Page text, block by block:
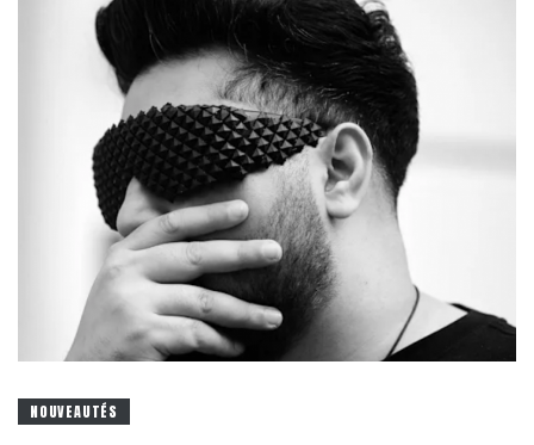
NOUVEAUTÉS